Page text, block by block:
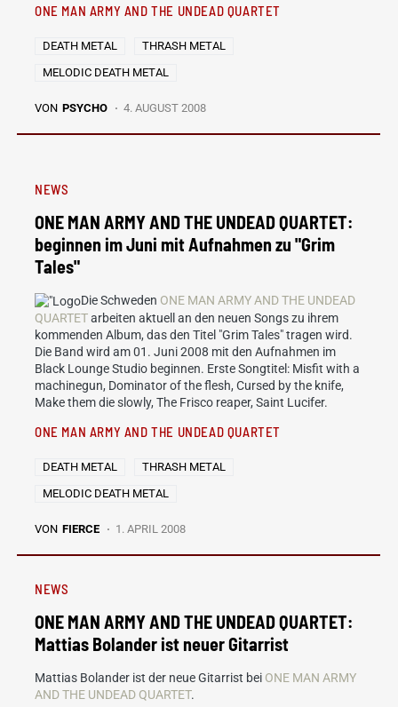
ONE MAN ARMY AND THE UNDEAD QUARTET
DEATH METAL
THRASH METAL
MELODIC DEATH METAL
VON PSYCHO 4. AUGUST 2008
NEWS
ONE MAN ARMY AND THE UNDEAD QUARTET:
beginnen im Juni mit Aufnahmen zu "Grim
Tales"
Die Schweden ONE MAN ARMY AND THE UNDEAD
QUARTETarbeiten aktuell an den neuen Songs zu ihrem
kommenden Album, das den Titel "Grim Tales" tragen wird.
Die Band wird am 01. Juni 2008 mit den Aufnahmen im
Black Lounge Studio beginnen. Erste Songtitel: Misfit with a
machinegun, Dominator of the flesh, Cursed by the knife,
Make them die slowly, The Frisco reaper, Saint Lucifer.
ONE MAN ARMY AND THE UNDEAD QUARTET
DEATH METAL
THRASH METAL
MELODIC DEATH METAL
VON FIERCE 1. APRIL 2008
NEWS
ONE MAN ARMY AND THE UNDEAD QUARTET:
Mattias Bolander ist neuer Gitarrist
Mattias Bolander ist der neue Gitarrist bei ONE MAN ARMY
AND THE UNDEAD QUARTET.